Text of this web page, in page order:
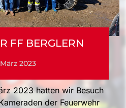
FF BERGLERN
2023
2023 hatten wir Besuch
der Feuerwehr